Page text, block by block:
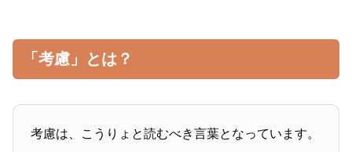
「考慮」とは？
考慮は、こうりょと読むべき言葉となっています。